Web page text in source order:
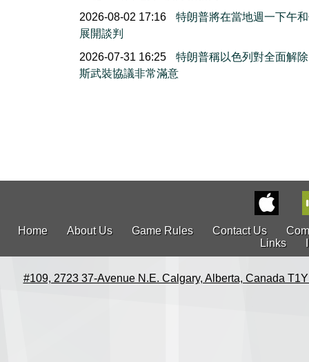
2026-08-02 17:16
特朗普將在當地週一下午
展開談判
2026-07-31 16:25
特朗普稱以色列對全面解
斯武裝協議非常滿意
Home About Us Game Rules Contact Us
Links
#109, 2723 37-Avenue N.E. Calgary, Alberta, Canada